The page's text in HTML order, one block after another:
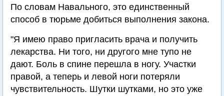
По словам Навального, это единственный
способ в тюрьме добиться выполнения закона.
"Я имею право пригласить врача и получить
лекарства. Ни того, ни другого мне тупо не
дают. Боль в спине перешла в ногу. Участки
правой, а теперь и левой ноги потеряли
чувствительность. Шутки шутками, но это уже